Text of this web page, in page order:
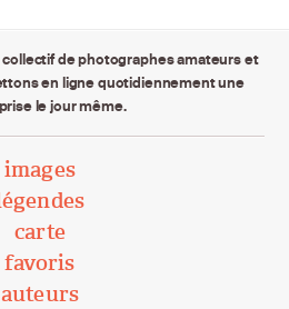
de photographes amateurs et
en ligne quotidiennement une
le jour même.
images
carte
favoris
auteurs